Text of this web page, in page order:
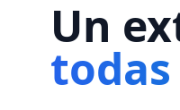
Un
todas